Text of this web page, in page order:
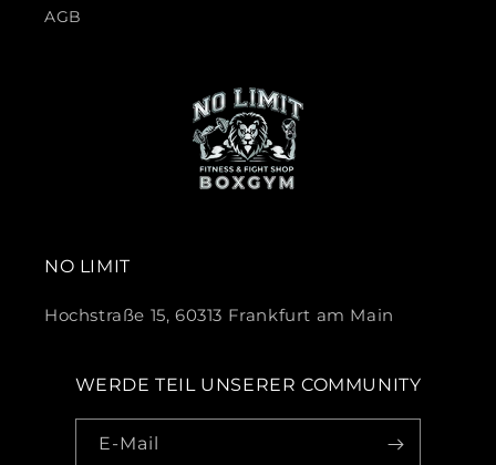
AGB
NO LIMIT
Hochstraße 15, 60313 Frankfurt am Main
WERDE TEIL UNSERER COMMUNITY
E-Mail